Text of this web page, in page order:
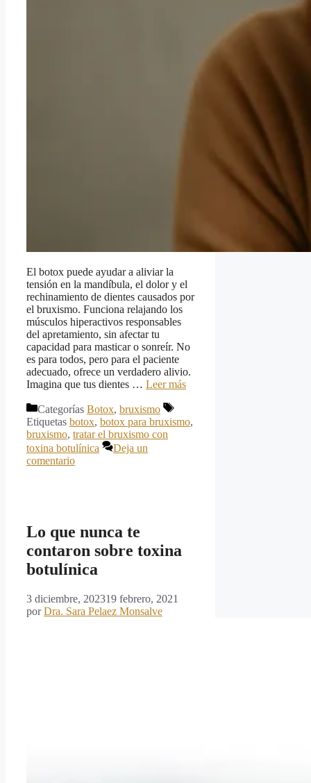
El botox puede ayudar a aliviar la
tensión en la mandíbula, el dolor y el
rechinamiento de dientes causados por
el bruxismo. Funciona relajando los
músculos hiperactivos responsables
del apretamiento, sin afectar tu
capacidad para masticar o sonreír. No
es para todos, pero para el paciente
adecuado, ofrece un verdadero alivio.
Imagina que tus dientes … Leer más
Categorías Botox, bruxismo
Etiquetas botox, botox para bruxismo,
bruxismo, tratar el bruxismo con
toxina botulínica
Deja un
comentario
Lo que nunca te
contaron sobre toxina
botulínica
3 diciembre, 202319 febrero, 2021
porDra. Sara Pelaez Monsalve